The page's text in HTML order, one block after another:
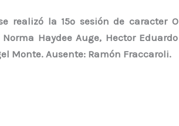
realizó la 15º sesión de caracter
Norma Haydee Auge, Hector
Monte. Ausente: Ramón Fraccaroli.